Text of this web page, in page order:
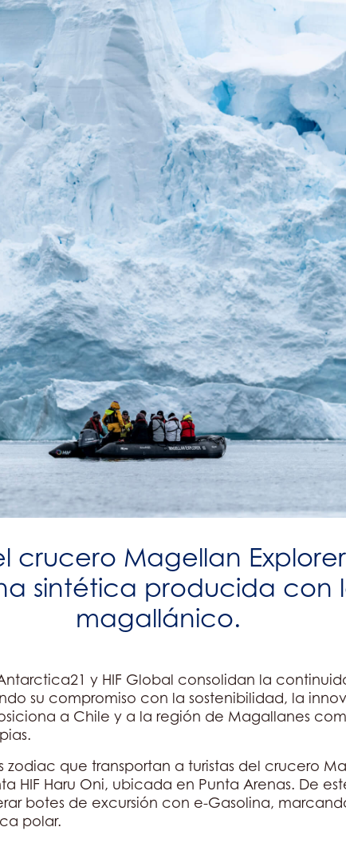
crucero Magellan
sintética producida con
magallánico.
y HIF Global consolidan la
su compromiso con la sostenibilidad, la
a Chile y a la región de Magallanes
que transportan a turistas del crucero
HIF Haru Oni, ubicada en Punta Arenas. De
botes de excursión con e-Gasolina,
polar.